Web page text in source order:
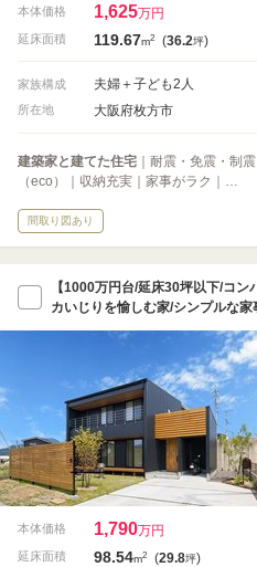
本体価格 1,625万円
延床面積 119.67m2 (36.2坪)
家族構成 夫婦＋子ども2人
所在地 大阪府枚方市
建築家と建てた住宅 ｜耐震・免震・制
（eco）｜収納充実｜家事がラク｜…
間取り図あり
【1000万円台/延床30坪以下/コ
カいじりを愉しむ家/シンプルな家
本体価格 1,790万円
延床面積 98.54m2 (29.8坪)